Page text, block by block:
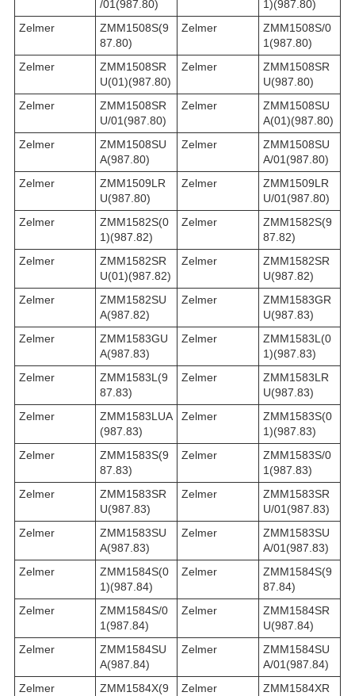
/01(987.80)
1)(987.80)
Zelmer
ZMM1508S(9
87.80)
Zelmer
ZMM1508S/0
1(987.80)
Zelmer
ZMM1508SR
U(01)(987.80)
Zelmer
ZMM1508SR
U(987.80)
Zelmer
ZMM1508SR
U/01(987.80)
Zelmer
ZMM1508SU
A(01)(987.80)
Zelmer
ZMM1508SU
A(987.80)
Zelmer
ZMM1508SU
A/01(987.80)
Zelmer
ZMM1509LR
U(987.80)
Zelmer
ZMM1509LR
U/01(987.80)
Zelmer
ZMM1582S(0
1)(987.82)
Zelmer
ZMM1582S(9
87.82)
Zelmer
ZMM1582SR
U(01)(987.82)
Zelmer
ZMM1582SR
U(987.82)
Zelmer
ZMM1582SU
A(987.82)
Zelmer
ZMM1583GR
U(987.83)
Zelmer
ZMM1583GU
A(987.83)
Zelmer
ZMM1583L(0
1)(987.83)
Zelmer
ZMM1583L(9
87.83)
Zelmer
ZMM1583LR
U(987.83)
Zelmer
ZMM1583LUA
(987.83)
Zelmer
ZMM1583S(0
1)(987.83)
Zelmer
ZMM1583S(9
87.83)
Zelmer
ZMM1583S/0
1(987.83)
Zelmer
ZMM1583SR
U(987.83)
Zelmer
ZMM1583SR
U/01(987.83)
Zelmer
ZMM1583SU
A(987.83)
Zelmer
ZMM1583SU
A/01(987.83)
Zelmer
ZMM1584S(0
1)(987.84)
Zelmer
ZMM1584S(9
87.84)
Zelmer
ZMM1584S/0
1(987.84)
Zelmer
ZMM1584SR
U(987.84)
Zelmer
ZMM1584SU
A(987.84)
Zelmer
ZMM1584SU
A/01(987.84)
Zelmer
ZMM1584X(9
Zelmer
ZMM1584XR